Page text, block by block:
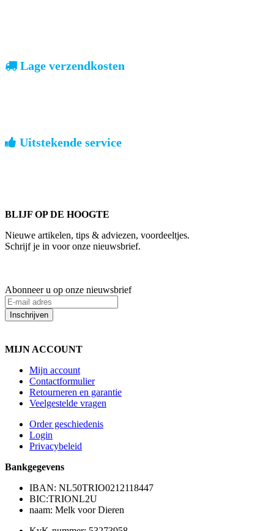
Lage verzendkosten
Uitstekende service
BLIJF OP DE HOOGTE
Nieuwe artikelen, tips & adviezen, voordeeltjes.
Schrijf je in voor onze nieuwsbrief.
Abonneer u op onze nieuwsbrief
Inschrijven
MIJN ACCOUNT
Mijn account
Contactformulier
Retourneren en garantie
Veelgestelde vragen
Order geschiedenis
Login
Privacybeleid
Bankgegevens
IBAN: NL50TRIO0212118447
BIC:TRIONL2U
naam: Melk voor Dieren